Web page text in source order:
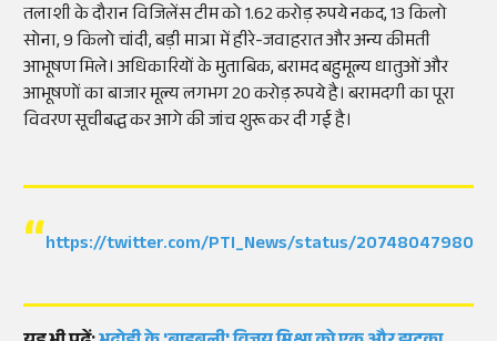
तलाशी के दौरान विजिलेंस टीम को 1.62 करोड़ रुपये नकद, 13 किलो
सोना, 9 किलो चांदी, बड़ी मात्रा में हीरे-जवाहरात और अन्य कीमती
आभूषण मिले। अधिकारियों के मुताबिक, बरामद बहुमूल्य धातुओं और
आभूषणों का बाजार मूल्य लगभग 20 करोड़ रुपये है। बरामदगी का पूरा
विवरण सूचीबद्ध कर आगे की जांच शुरू कर दी गई है।
https://twitter.com/PTI_News/status/